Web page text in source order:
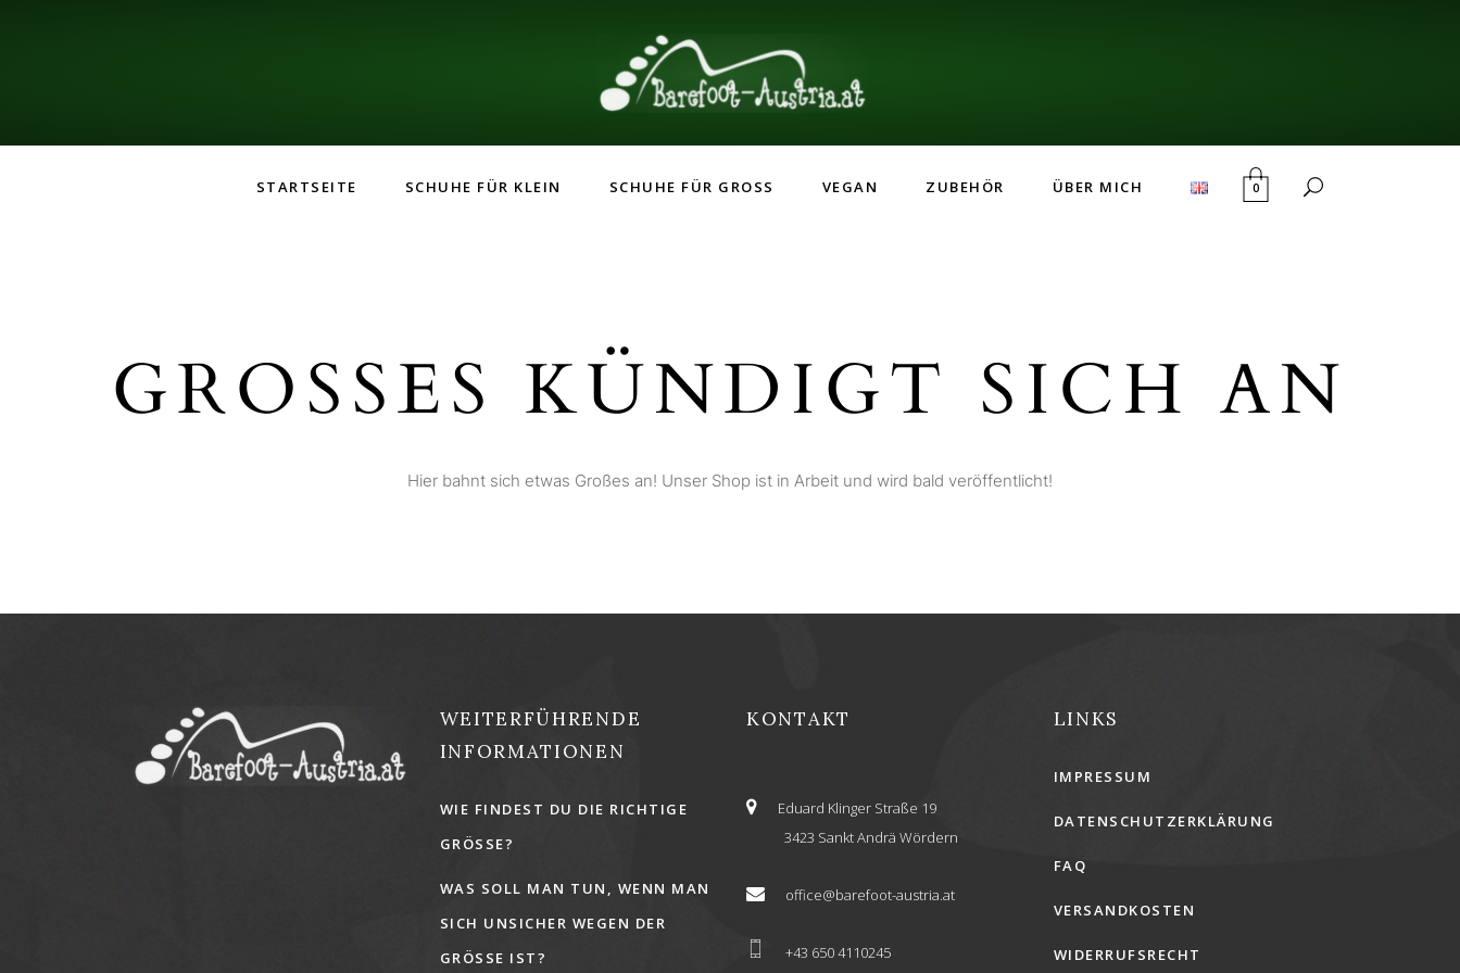
STARTSEITE SCHUHE FÜR KLEIN SCHUHE FÜR GROSS VEGAN ZUBEHÖR ÜBER MICH 0
GROSSES KÜNDIGT SICH AN
Hier bahnt sich etwas Großes an! Unser Shop ist in Arbeit und wird bald veröffentlicht!
WEITERFÜHRENDE
INFORMATIONEN
WIE FINDEST DU DIE RICHTIGE
GRÖSSE?
WAS SOLL MAN TUN, WENN MAN
SICH UNSICHER WEGEN DER
GRÖSSE IST?
KONTAKT
Eduard Klinger Straße 19
3423 Sankt Andrä Wördern
office@barefoot-austria.at
+43 650 4110245
LINKS
IMPRESSUM
DATENSCHUTZERKLÄRUNG
FAQ
VERSANDKOSTEN
WIDERRUFSRECHT